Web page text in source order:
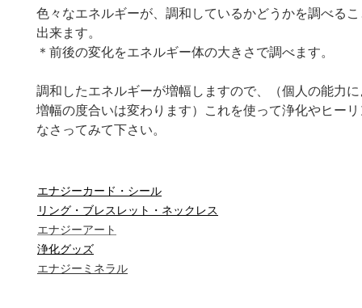
色々なエネルギーが、調和しているかどうかを調べる
出来ます。
＊前後の変化をエネルギー体の大きさで調べます。
調和したエネルギーが増幅しますので、（個人の能力
増幅の度合いは変わります）これを使って浄化やヒー
なさってみて下さい。
エナジーカード・シール
リング・ブレスレット・ネックレス
エナジーアート
浄化グッズ
エナジーミネラル